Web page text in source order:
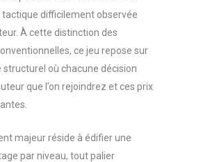
difficilement observée
À cette distinction des
ce jeu repose sur
structurel où chacune décision
que l’on rejoindrez et ces prix
majeur réside à édifier une
par niveau, tout palier